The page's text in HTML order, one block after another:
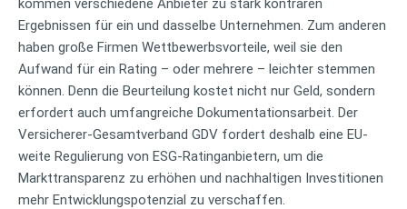
kommen verschiedene Anbieter zu stark konträren
Ergebnissen für ein und dasselbe Unternehmen. Zum anderen
haben große Firmen Wettbewerbsvorteile, weil sie den
Aufwand für ein Rating – oder mehrere – leichter stemmen
können. Denn die Beurteilung kostet nicht nur Geld, sondern
erfordert auch umfangreiche Dokumentationsarbeit. Der
Versicherer-Gesamtverband GDV fordert deshalb eine EU-
weite Regulierung von ESG-Ratinganbietern, um die
Markttransparenz zu erhöhen und nachhaltigen Investitionen
mehr Entwicklungspotenzial zu verschaffen.